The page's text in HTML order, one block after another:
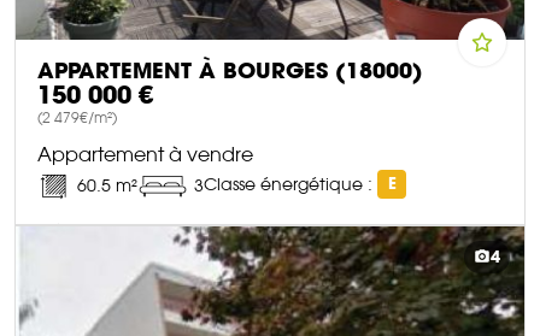
APPARTEMENT À BOURGES (18000)
150 000 €
(2 479€/m²)
Appartement à vendre
60.5 m² 3Classe énergétique : E
DÉCOUVRIR CE BIEN
4